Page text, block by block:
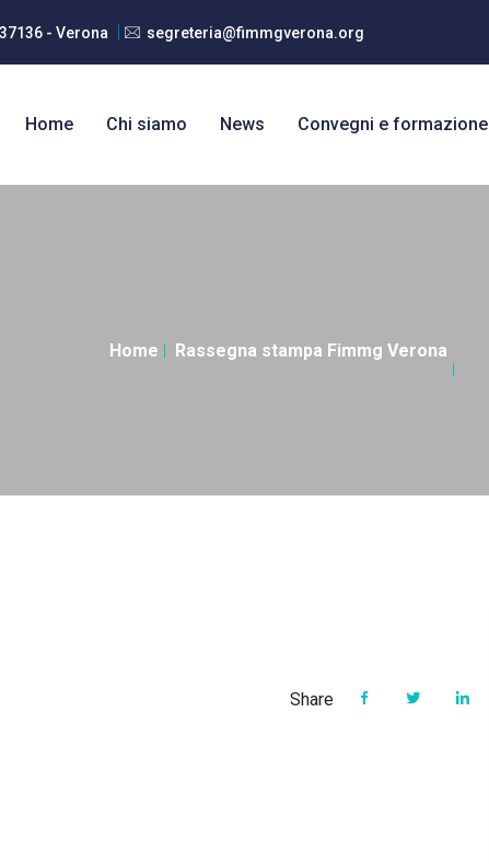
- Verona segreteria@fimmgverona.org
Home Chi siamo News Convegni e formazione
Home Rassegna stampa Fimmg Verona
Share